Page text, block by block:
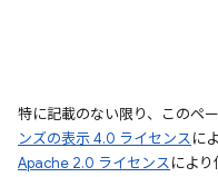
特に記載のない限り、このペ
ンズの表示 4.0 ライセンスに
Apache 2.0 ライセンスにより